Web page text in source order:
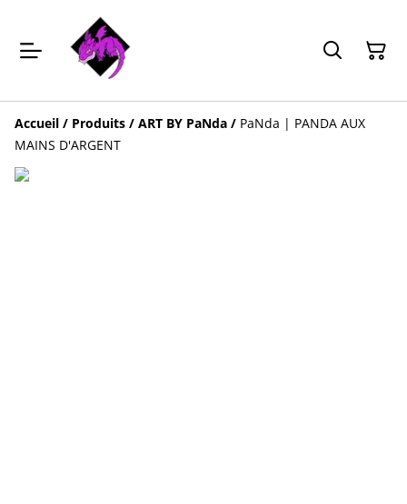
Accueil / Produits / ART BY PaNda / PaNda | PANDA AUX
MAINS D'ARGENT